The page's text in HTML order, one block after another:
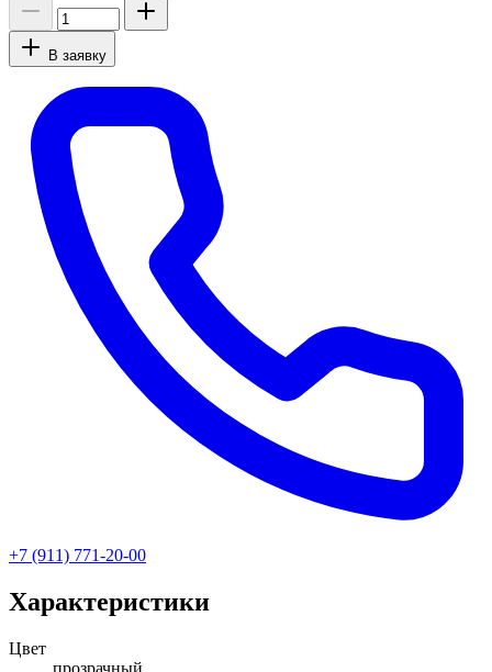
В заявку
+7 (911) 771-20-00
Характеристики
Цвет
прозрачный